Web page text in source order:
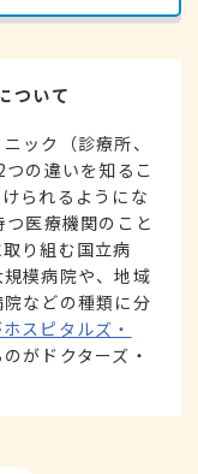
ついて
ック（診療所、
の違いを知るこ
られるようにな
医療機関のこと
り組む国立病
模病院や、地域
などの種類に分
スピタルズ・
がドクターズ・